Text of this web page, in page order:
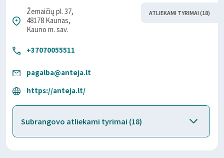
ATLIEKAMI TYRIMAI (18)
Žemaičių pl. 37,
48178 Kaunas,
Kauno m. sav.
+37070055511
pagalba@anteja.lt
https://anteja.lt/
Subrangovo atliekami tyrimai (18)